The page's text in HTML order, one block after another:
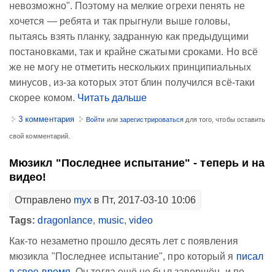
невозможно". Поэтому на мелкие огрехи пенять не
хочется — ребята и так прыгнули выше головы,
пытаясь взять планку, задранную как предыдущими
постановками, так и крайне сжатыми сроками. Но всё
же не могу не отметить нескольких принципиальных
минусов, из-за которых этот блин получился всё-таки
скорее комом. Читать дальше
3 комментария Войти или зарегистрироваться для того, чтобы оставить
свой комментарий.
Мюзикл "Последнее испытание" - теперь и на
видео!
Отправлено myx в Пт, 2017-03-10 10:06
Tags:dragonlance, music,video
Как-то незаметно прошло десять лет с появления
мюзикла "Последнее испытание", про который я писал